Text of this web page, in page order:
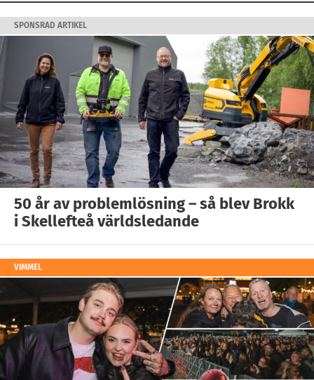
SPONSRAD ARTIKEL
50 år av problemlösning – så blev Brokk
i Skellefteå världsledande
VIMMEL